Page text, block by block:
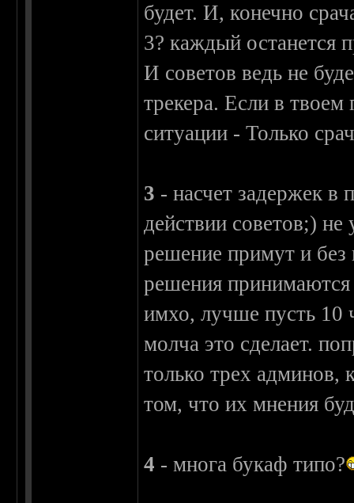
будет. И, конечно
3? каждый останется
И советов ведь не
трекера. Если в
ситуации - Только
3 - насчет задержек в
действии советов;) не
решение примут и без
решения
имхо, лучше пусть 10
молча это сделает.
только трех админов,
том, что их мнения
4 - многа букаф типо?